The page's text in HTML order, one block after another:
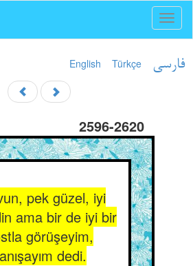
English Türkçe فارسی
2596-2620
pek güzel, iyi
ama bir de iyi bir
görüşeyim,
dedi.